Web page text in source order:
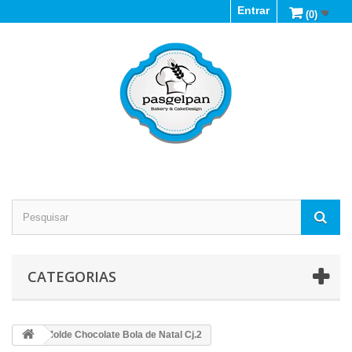
(0)
Entrar
CATEGORIAS
Molde Chocolate Bola de Natal Cj.2